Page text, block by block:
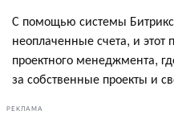
С помощью системы
неоплаченные счета, и этот
проектного менеджмента,
за собственные проекты и
РЕКЛАМА